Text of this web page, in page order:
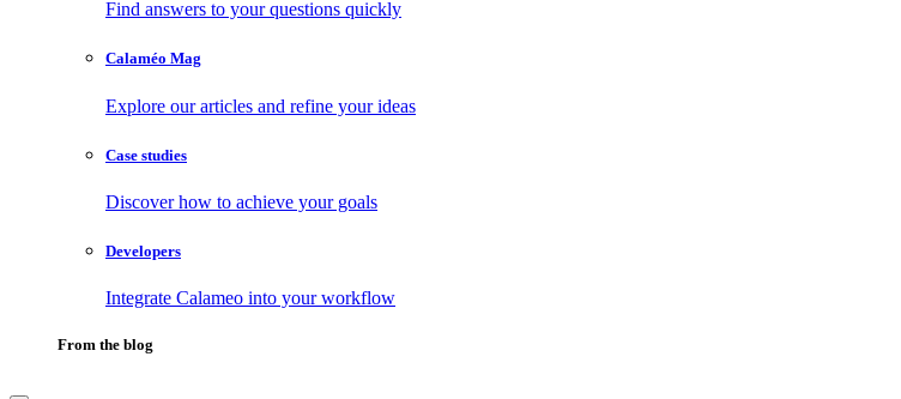
Find answers to your questions quickly
Calaméo Mag
Explore our articles and refine your ideas
Case studies
Discover how to achieve your goals
Developers
Integrate Calameo into your workflow
From the blog